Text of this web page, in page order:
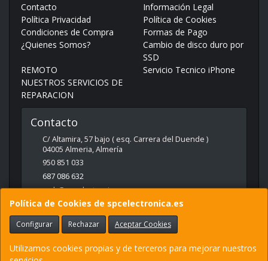
Política de Cookies de spcelectronica.es
Configurar Rechazar Aceptar Cookies
Utilizamos cookies propias y de terceros para mejorar nuestros
Contacto
Información Legal
Política Privacidad
Política de Cookies
Condiciones de Compra
Formas de Pago
¿Quienes Somos?
Cambio de disco duro por
SSD
REMOTO
Servicio Tecnico iPhone
NUESTROS SERVICIOS DE
REPARACION
Contacto
C/ Altamira, 57 bajo ( esq. Carrera del Duende )
04005 Almeria,Almería
950 851 033
687 086 632
web@spcelectronica.es
Horario
9:30 - 14:00 Y 17:00 - 21:00